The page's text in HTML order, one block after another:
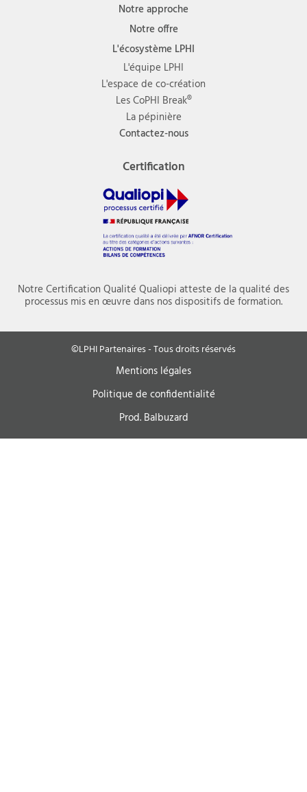
Notre approche
Notre offre
L'écosystème LPHI
L'équipe LPHI
L'espace de co-création
Les CoPHI Break®
La pépinière
Contactez-nous
Certification
Notre Certification Qualité Qualiopi atteste de la qualité des
processus mis en œuvre dans nos dispositifs de formation.
©LPHI Partenaires - Tous droits réservés
Mentions légales
Politique de confidentialité
Prod. Balbuzard